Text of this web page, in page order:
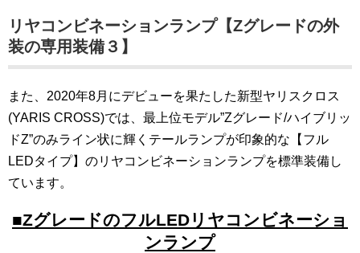
リヤコンビネーションランプ【Zグレードの外
装の専用装備３】
また、2020年8月にデビューを果たした新型ヤリスクロス
(YARIS CROSS)では、最上位モデル”Zグレード/ハイブリッ
ドZ”のみライン状に輝くテールランプが印象的な【フル
LEDタイプ】のリヤコンビネーションランプを標準装備し
ています。
■ZグレードのフルLEDリヤコンビネーショ
ンランプ